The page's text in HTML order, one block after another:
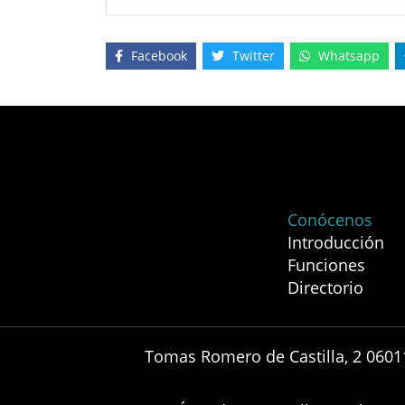
Facebook Twitter Whatsapp
Conócenos
Introducción
Funciones
Directorio
Tomas Romero de Castilla, 2